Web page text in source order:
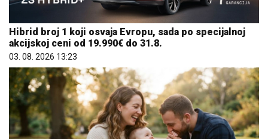
Hibrid broj 1 koji osvaja Evropu, sada po specijalnoj
akcijskoj ceni od 19.990€ do 31.8.
03. 08. 2026 13:23